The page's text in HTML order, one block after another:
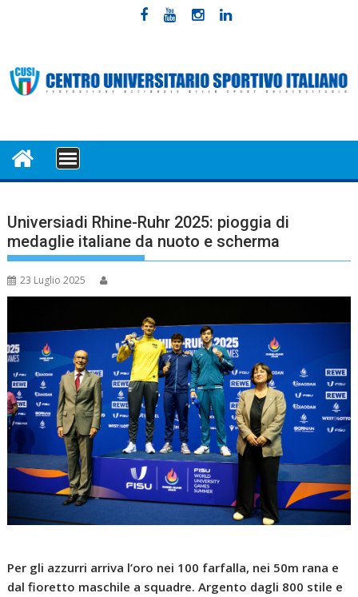
MENU
Universiadi Rhine-Ruhr 2025: pioggia di
medaglie italiane da nuoto e scherma
23 Luglio 2025
Per gli azzurri arriva l’oro nei 100 farfalla, nei 50m rana e
dal fioretto maschile a squadre. Argento dagli 800 stile e